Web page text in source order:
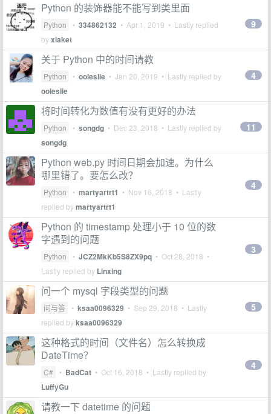
Python 的装饰器能不能写到类里面
Python • 334862132 • Apr 1, 2019 • Lastly replied
byxiaket
9
关于 Python 中的时间请教
Python • ooleslie • Jan 20, 2019 • Lastly replied by
ooleslie
4
将时间转化为数值有没有更好的办法
Python • songdg • Dec 23, 2018 • Lastly replied by
songdg
11
Python web.py 时间日期会加速。为什么
哪里错了。要怎么改？
Python • martyartrt1 • Nov 16, 2018 • Lastly
replied bymartyartrt1
4
Python 的 timestamp 处理小于 10 位的数
字遇到的问题
Python • JCZ2MkKb5S8ZX9pq • Oct 28, 2018 •
Lastly replied by Linxing
3
问一个 mysql 字段类型的问题
问与答 • ksaa0096329 • Sep 29, 2018 • Lastly
replied byksaa0096329
5
这种格式的时间（文件名）怎么转换成
DateTime？
C# • BadCat • Oct 16, 2018 • Lastly replied by
LuffyGu
4
请教一下 datetime 的问题